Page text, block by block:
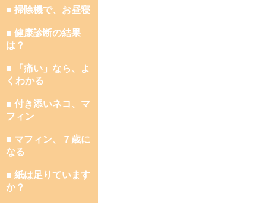
■ 掃除機で、お昼寝
■ 健康診断の結果
は？
■ 「痛い」なら、よ
くわかる
■ 付き添いネコ、マ
フィン
■ マフィン、７歳に
なる
■ 紙は足りています
か？